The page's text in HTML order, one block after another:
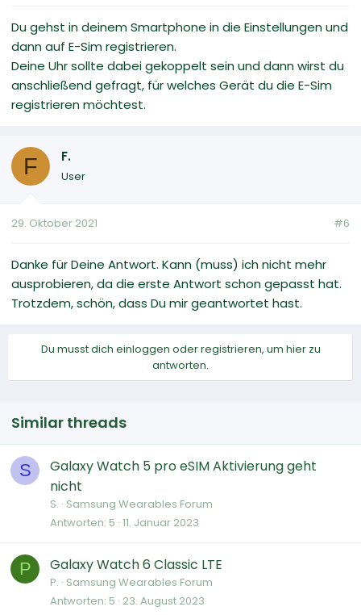
Du gehst in deinem Smartphone in die Einstellungen und
dann auf E-Sim registrieren.
Deine Uhr sollte dabei gekoppelt sein und dann wirst du
anschließend gefragt, für welches Gerät du die E-Sim
registrieren möchtest.
F F.
User
29. Oktober 2021 #6
Danke für Deine Antwort. Kann (muss) ich nicht mehr
ausprobieren, da die erste Antwort schon gepasst hat.
Trotzdem, schön, dass Du mir geantwortet hast.
Du musst dich einloggen oder registrieren, um hier zu
antworten.
Similar threads
S
Galaxy Watch 5 pro eSIM Aktivierung geht
nicht
S. Samsung Wearables Forum
Antworten 5 11. Januar 2023
P Galaxy Watch 6 Classic LTE
P. Samsung Wearables Forum
Antworten 5 23. August 2023